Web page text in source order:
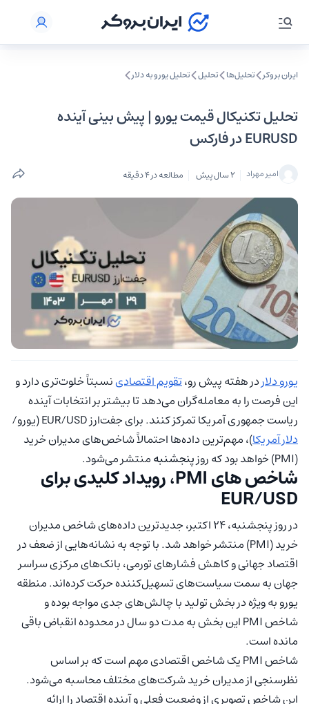
ایران بروکر تحلیل‌ها تحلیل‌ تحلیل یورو به دلار
تحلیل تکنیکال قیمت یورو | پیش‌ بینی آینده
EURUSD در فارکس
امیر مهراد 2 سال پیش مطالعه در 4 دقیقه
یورو دلاردر هفته پیش رو،تقویم اقتصادینسبتاً خلوت‌تری دارد و
این فرصت را به معامله‌گران می‌دهد تا بیشتر بر انتخابات آینده
ریاست جمهوری آمریکا تمرکز کنند. برای جفت‌ارز EUR/USD (یورو/
دلار آمریکا)، مهم‌ترین داده‌ها احتمالاً شاخص‌های مدیران خرید
(PMI) خواهد بود که روز
پنجشنبهمنتشر می‌شود.
شاخص‌ های PMI، رویداد کلیدی برای
EUR/USD
در روز پنجشنبه، 24 اکتبر، جدیدترین داده‌های شاخص مدیران
خرید (PMI) منتشر خواهد شد. با توجه به نشانه‌هایی از ضعف در
اقتصاد جهانی و کاهش فشارهای تورمی، بانک‌های مرکزی سراسر
جهان به سمت سیاست‌های تسهیل‌کننده حرکت کرده‌اند. منطقه
یورو به ویژه در بخش تولید با چالش‌های جدی مواجه بوده و
شاخص PMI این بخش به مدت دو سال در محدوده انقباض باقی
مانده است.
شاخص PMI یک شاخص اقتصادی مهم است که بر اساس
نظرسنجی از مدیران خرید شرکت‌های مختلف محاسبه می‌شود.
این شاخص تصویری از وضعیت فعلی و آینده اقتصاد را ارائه